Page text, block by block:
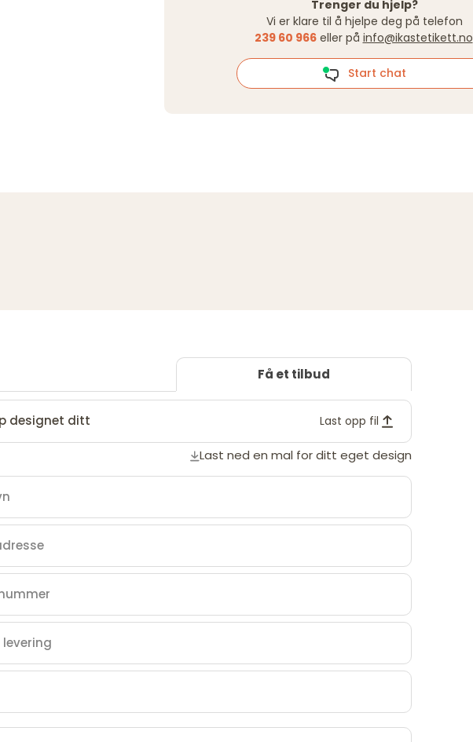
Trenger du hjelp?
Vi er klare til å hjelpe deg på telefon
239 60 966 eller på info@ikastetikett.no
Start chat
Få et tilbud
designet ditt Last opp fil
Last ned en mal for ditt eget design